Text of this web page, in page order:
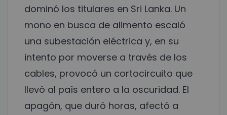
dominó los titulares en Sri Lanka. Un
mono en busca de alimento escaló
una subestación eléctrica y, en su
intento por moverse a través de los
cables, provocó un cortocircuito que
llevó al país entero a la oscuridad. El
apagón, que duró horas, afectó a